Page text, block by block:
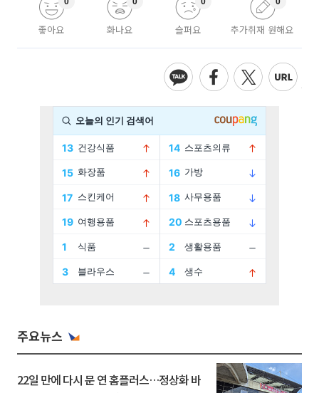
좋아요 화나요 슬퍼요 추가취재 원해요
주요뉴스
22일 만에 다시 문 연 홈플러스…정상화 바